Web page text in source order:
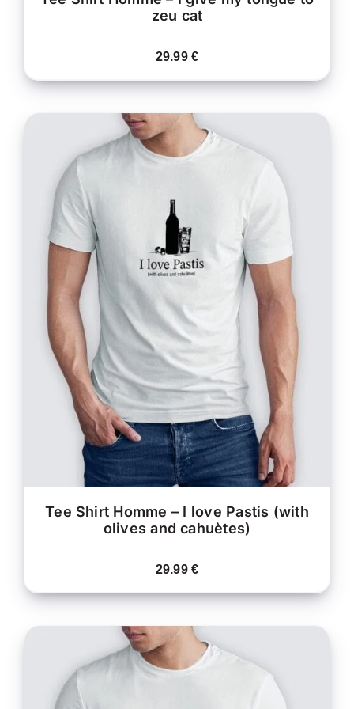
zeu cat
29.99€
CHOIX DES OPTIONS
PRODUIT
VARIATIONS.
LES
OPTIONS
PEUVENT
ÊTRE
CHOISIES
SUR
LA
PAGE
DU
DÉTAILS
Tee Shirt Homme – I love Pastis (with
olives and cahuètes)
29.99€